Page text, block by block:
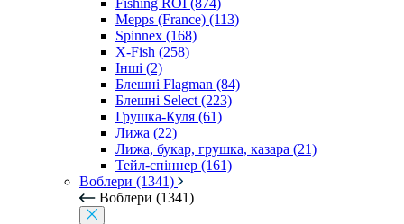
Fishing ROI (874)
Mepps (France) (113)
Spinnex (168)
X-Fish (258)
Інші (2)
Блешні Flagman (84)
Блешні Select (223)
Грушка-Куля (61)
Лижа (22)
Лижа, букар, грушка, казара (21)
Тейл-спіннер (161)
Воблери (1341)
Воблери (1341)